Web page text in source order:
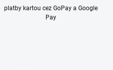
platby kartou cez GoPay a Google
Pay